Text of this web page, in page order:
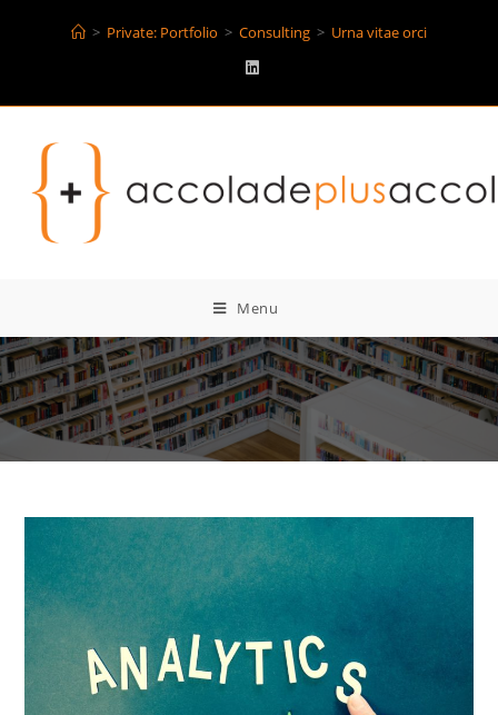
> Private: Portfolio > Consulting > Urna vitae orci
Menu
Urna vitae orci